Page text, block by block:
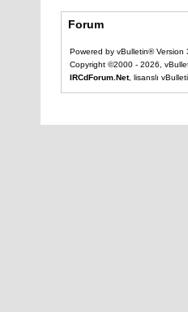
Forum
Powered by vBulletin® Version
Copyright ©2000 - 2026,
IRCdForum.Net, lisanslı